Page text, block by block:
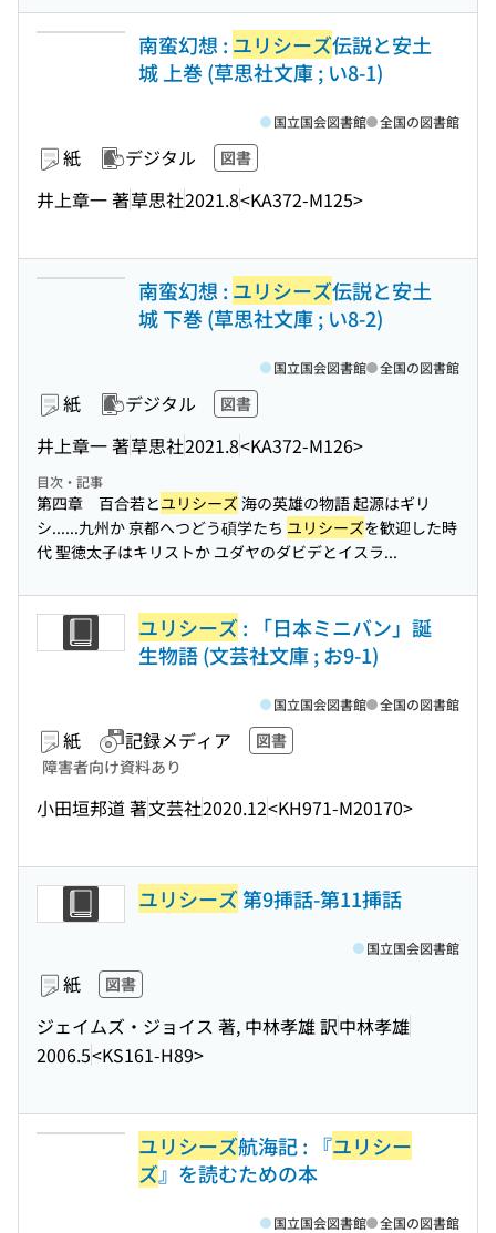
南蛮幻想 : ユリシーズ伝説と安土
城 上巻 (草思社文庫 ; い8-1)
紙 デジタル 図書
井上章一 著草思社2021.8<KA372-M125>
国立国会図書館 全国の図書館
南蛮幻想 : ユリシーズ伝説と安土
城 下巻 (草思社文庫 ; い8-2)
紙 デジタル 図書
井上章一 著草思社2021.8<KA372-M126>
国立国会図書館 全国の図書館
目次・記事
第四章 百合若とユリシーズ海の英雄の物語 起源はギリ
シ......九州か 京都へつどう碩学たち ユリシーズを歓迎した時
代 聖徳太子はキリストか ユダヤのダビデとイスラ...
ユリシーズ : 「日本ミニバン」誕
生物語 (文芸社文庫 ; お9-1)
紙 記録メディア
図書
障害者向け資料あり
小田垣邦道 著文芸社2020.12<KH971-M20170>
国立国会図書館 全国の図書館
ユリシーズ第9挿話-第11挿話
紙 図書
ジェイムズ・ジョイス 著, 中林孝雄 訳中林孝雄
2006.5<KS161-H89>
国立国会図書館
ユリシーズ航海記 : 『ユリシー
ズ』を読むための本
国立国会図書館 全国の図書館